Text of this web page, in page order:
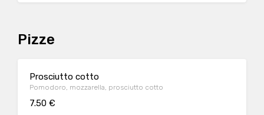
Pizze
Prosciutto cotto
Pomodoro, mozzarella, prosciutto cotto
7.50 €